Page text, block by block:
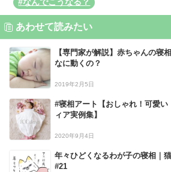
#なんでこうなる？
あわせて読みたい
【専門家が解説】赤ちゃんの寝
なに動くの？
2019年2月5日
#寝相アート【おしゃれ！可愛
ィア実例集】
2020年9月4日
年々ひどくなるわが子の寝相｜
#21